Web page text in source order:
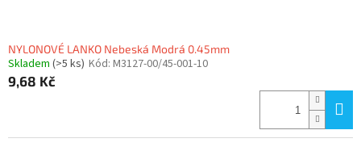
NYLONOVÉ LANKO Nebeská Modrá 0.45mm
Skladem (>5 ks) Kód: M3127-00/45-001-10
9,68 Kč